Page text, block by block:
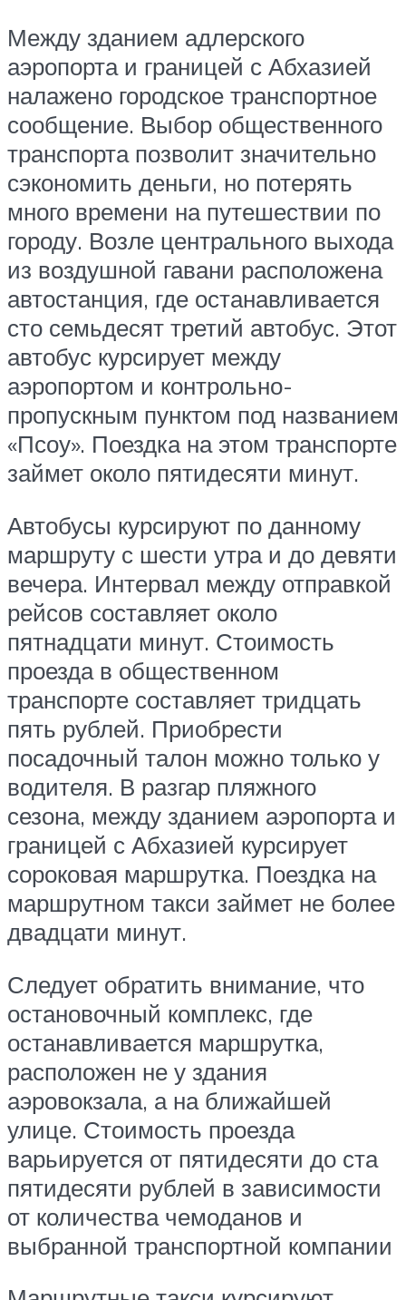
Между зданием адлерского
аэропорта и границей с Абхазией
налажено городское транспортное
сообщение. Выбор общественного
транспорта позволит значительно
сэкономить деньги, но потерять
много времени на путешествии по
городу. Возле центрального выхода
из воздушной гавани расположена
автостанция, где останавливается
сто семьдесят третий автобус. Этот
автобус курсирует между
аэропортом и контрольно-
пропускным пунктом под названием
«Псоу». Поездка на этом транспорте
займет около пятидесяти минут.
Автобусы курсируют по данному
маршруту с шести утра и до девяти
вечера. Интервал между отправкой
рейсов составляет около
пятнадцати минут. Стоимость
проезда в общественном
транспорте составляет тридцать
пять рублей. Приобрести
посадочный талон можно только у
водителя. В разгар пляжного
сезона, между зданием аэропорта и
границей с Абхазией курсирует
сороковая маршрутка. Поездка на
маршрутном такси займет не более
двадцати минут.
Следует обратить внимание, что
остановочный комплекс, где
останавливается маршрутка,
расположен не у здания
аэровокзала, а на ближайшей
улице. Стоимость проезда
варьируется от пятидесяти до ста
пятидесяти рублей в зависимости
от количества чемоданов и
выбранной транспортной компании